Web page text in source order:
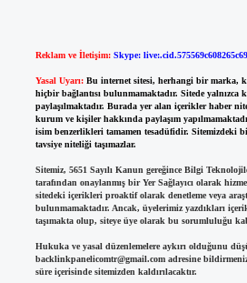
Reklam ve İletişim: Skype: live:.cid.575569c608265c69
Yasal Uyarı: Bu internet sitesi, herhangi bir marka,
hiçbir bağlantısı bulunmamaktadır. Sitede yalnızca
paylaşılmaktadır. Burada yer alan içerikler haber
kurum ve kişiler hakkında paylaşım
isim benzerlikleri tamamen tesadüfidir. Sitemizdeki
tavsiye niteliği taşımazlar.
Sitemiz, 5651 Sayılı Kanun gereğince Bilgi
tarafından onaylanmış bir Yer Sağlayıcı olarak
sitedeki içerikleri proaktif olarak denetleme veya
bulunmamaktadır. Ancak, üyelerimiz yazdıkları
taşımakta olup, siteye üye olarak bu sorumluluğu
Hukuka ve yasal düzenlemelere aykırı olduğunu
backlinkpanelicomtr@gmail.comadresine
süre içerisinde sitemizden kaldırılacaktır.